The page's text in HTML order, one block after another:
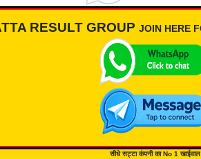
RESULT GROUP JOIN HERE
सीधे सट्टा कंपनी का No 1 खाईवाल